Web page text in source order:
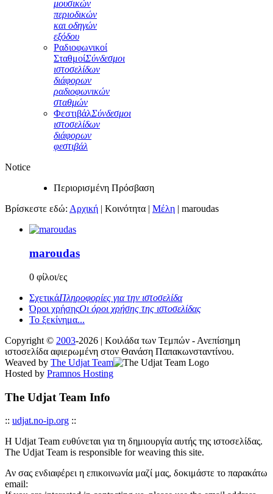
μουσικών
περιοδικών
και οδηγών
εξόδου
Ραδιοφωνικοί
ΣταθμοίΣύνδεσμοι
ιστοσελίδων
διάφορων
ραδιοφωνικών
σταθμών
ΦεστιβάλΣύνδεσμοι
ιστοσελίδων
διάφορων
φεστιβάλ
Notice
Περιορισμένη Πρόσβαση
Βρίσκεστε εδώ: Αρχική | Κοινότητα | Μέλη | maroudas
maroudas
0 φίλοι/ες
ΣχετικάΠληροφορίες για την ιστοσελίδα
Όροι χρήσηςΟι όροι χρήσης της ιστοσελίδας
Το ξεκίνημα...
Copyright © 2003-2026 | Κοιλάδα των Τεμπών - Ανεπίσημη
ιστοσελίδα αφιερωμένη στον Θανάση Παπακωνσταντίνου.
Weaved by The Udjat Team
Hosted by Pramnos Hosting
The Udjat Team Info
:: udjat.no-ip.org ::
Η Udjat Team ευθύνεται για τη δημιουργία αυτής της ιστοσελίδας.
The Udjat Team is responsible for weaving this site.
Αν σας ενδιαφέρει η επικοινωνία μαζί μας, δοκιμάστε το παρακάτω
email: